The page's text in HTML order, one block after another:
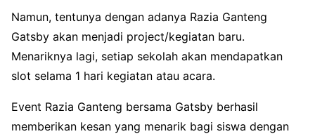
Namun, tentunya dengan adanya Razia Ganteng
Gatsby akan menjadi project/kegiatan baru.
Menariknya lagi, setiap sekolah akan mendapatkan
slot selama 1 hari kegiatan atau acara.
Event Razia Ganteng bersama Gatsby berhasil
memberikan kesan yang menarik bagi siswa dengan